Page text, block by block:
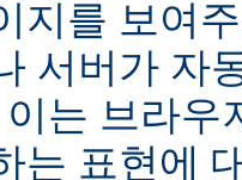
지를 보여
서버가 자
이는 브라우
는 표현에